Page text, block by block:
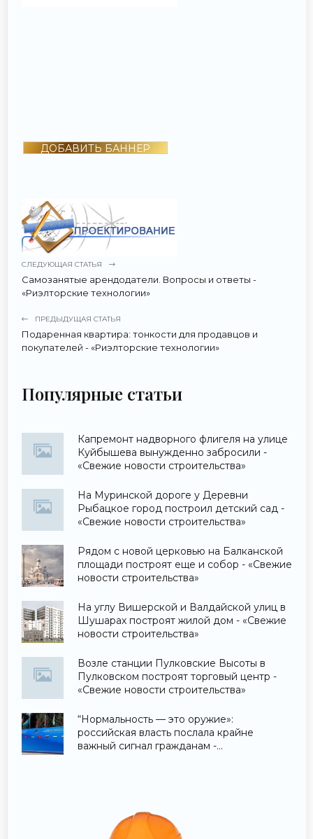
ДОБАВИТЬ БАННЕР
СЛЕДУЮЩАЯ СТАТЬЯ
Самозанятые арендодатели. Вопросы и ответы -
«Риэлторские технологии»
ПРЕДЫДУЩАЯ СТАТЬЯ
Подаренная квартира: тонкости для продавцов и
покупателей - «Риэлторские технологии»
Популярные статьи
Капремонт надворного флигеля на улице
Куйбышева вынужденно забросили -
«Свежие новости строительства»
На Муринской дороге у Деревни
Рыбацкое город построил детский сад -
«Свежие новости строительства»
Рядом с новой церковью на Балканской
площади построят еще и собор - «Свежие
новости строительства»
На углу Вишерской и Валдайской улиц в
Шушарах построят жилой дом - «Свежие
новости строительства»
Возле станции Пулковские Высоты в
Пулковском построят торговый центр -
«Свежие новости строительства»
“Нормальность — это оружие»:
российская власть послала крайне
важный сигнал гражданам -